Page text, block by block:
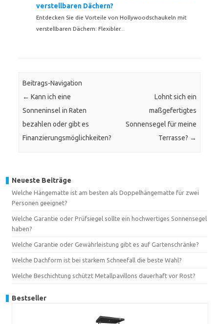
verstellbaren Dächern?
Entdecken Sie die Vorteile von Hollywoodschaukeln mit
verstellbaren Dächern: Flexibler...
Beitrags-Navigation
← Kann ich eine
Sonneninsel in Raten
bezahlen oder gibt es
Finanzierungsmöglichkeiten?
Lohnt sich ein
maßgefertigtes
Sonnensegel für meine
Terrasse? →
Neueste Beiträge
Welche Hängematte ist am besten als Doppelhängematte für zwei
Personen geeignet?
Welche Garantie oder Prüfsiegel sollte ein hochwertiges Sonnensegel
haben?
Welche Garantie oder Gewährleistung gibt es auf Gartenschränke?
Welche Dachform ist bei starkem Schneefall die beste Wahl?
Welche Beschichtung schützt Metallpavillons dauerhaft vor Rost?
Bestseller